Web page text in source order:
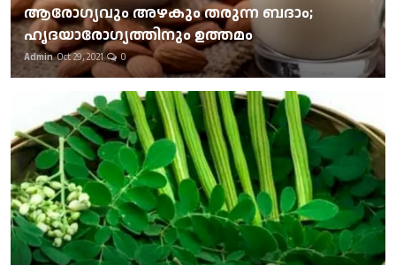
ആരോഗ്യവും അഴകും തരുന്ന ബദാം;
ഹൃദയാരോഗ്യത്തിനും ഉത്തമം
Admin Oct 29, 2021 0